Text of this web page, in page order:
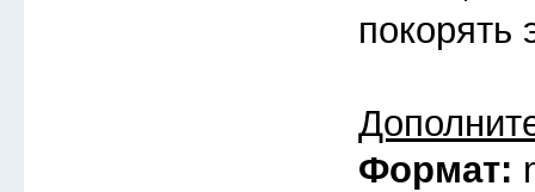
покорять
Формат: